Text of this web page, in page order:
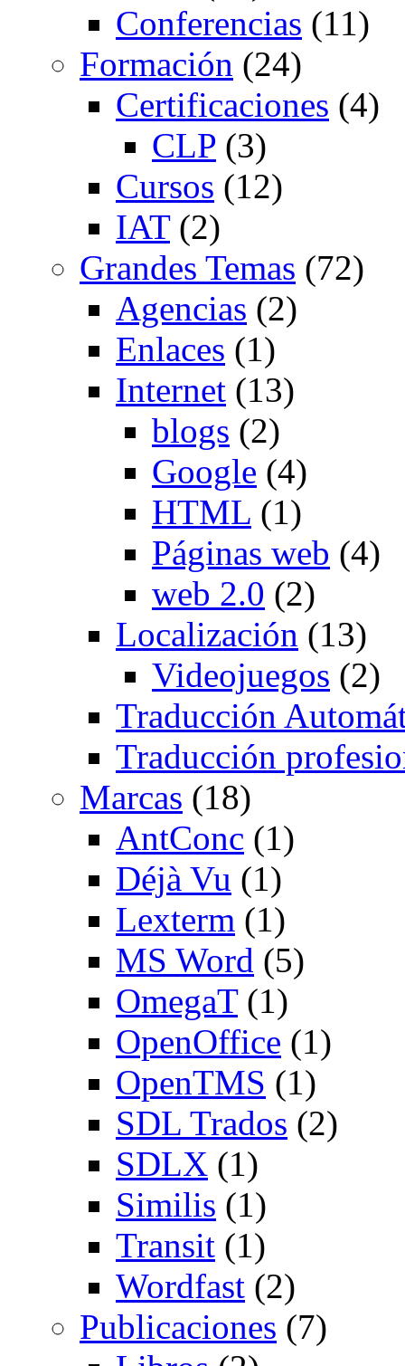
Conferencias (11)
Formación (24)
Certificaciones (4)
CLP (3)
Cursos (12)
IAT(2)
Grandes Temas (72)
Agencias (2)
Enlaces (1)
Internet (13)
blogs (2)
Google (4)
HTML (1)
Páginas web (4)
web 2.0 (2)
Localización (13)
Videojuegos (2)
Traducción
Traducción
Marcas (18)
AntConc (1)
Déjà Vu (1)
Lexterm (1)
MS Word (5)
OmegaT(1)
OpenOffice (1)
OpenTMS (1)
SDL Trados (2)
SDLX (1)
Similis (1)
Transit (1)
Wordfast (2)
Publicaciones (7)